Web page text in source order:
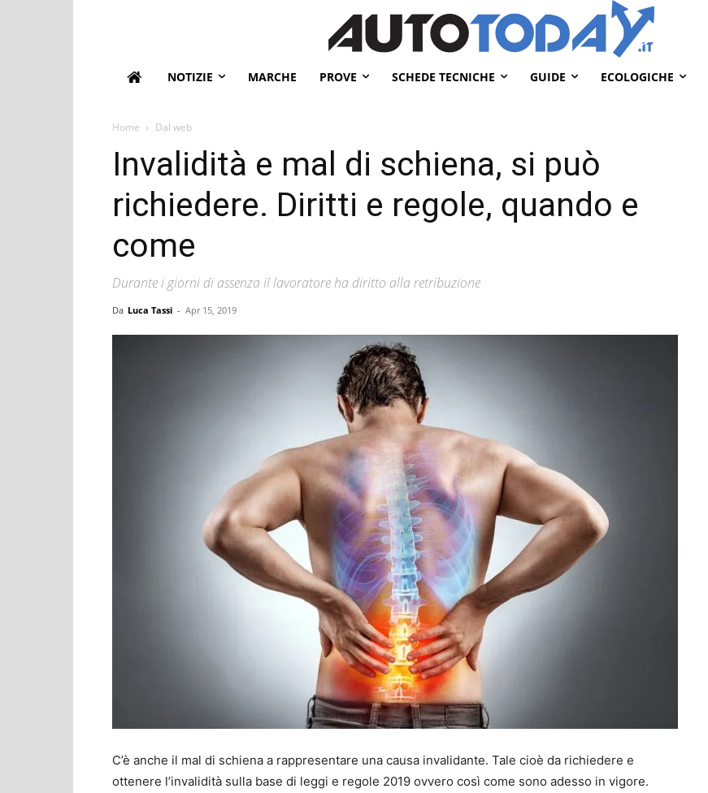
NOTIZIE MARCHE PROVE SCHEDE TECNICHE GUIDE ECOLOGICHE
Home Dal web
Invalidità e mal di schiena, si può
richiedere. Diritti e regole, quando e
come
Durante i giorni di assenza il lavoratore ha diritto alla retribuzione
Da Luca Tassi - Apr 15, 2019
C’è anche il mal di schiena a rappresentare una causa invalidante. Tale cioè da richiedere e
ottenere l’invalidità sulla base di leggi e regole 2019 ovvero così come sono adesso in vigore.